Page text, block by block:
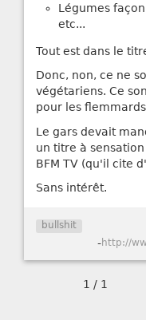
Légumes
etc...
Tout est dans le
Donc, non, ce ne
végétariens. Ce
pour les
Le gars devait
un titre à
BFM TV (qu'il cite
Sans intérêt.
bullshit
-
1 / 1